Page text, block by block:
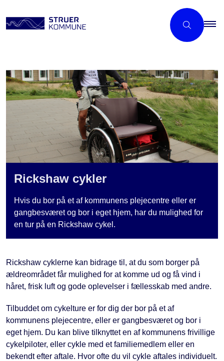
Rickshaw cykler
Hvis du bor på et af kommunens plejecentre eller er
gangbesværet og bor i eget hjem, har du mulighed for
en tur på en Rickshaw cykel.
Rickshaw cyklerne kan bidrage til, at du som borger på
ældreområdet får mulighed for at komme ud og få vind i
håret, frisk luft og gode oplevelser i fællesskab med andre.
Tilbuddet om cykelture er for dig der bor på et af
kommunens plejecentre, eller er gangbesværet og bor i
eget hjem. Du kan blive tilknyttet en af kommunens frivillige
cykelpiloter, eller cykle med et familiemedlem eller en
bekendt efter aftale. Hvor ofte du vil cykle aftales individuelt.